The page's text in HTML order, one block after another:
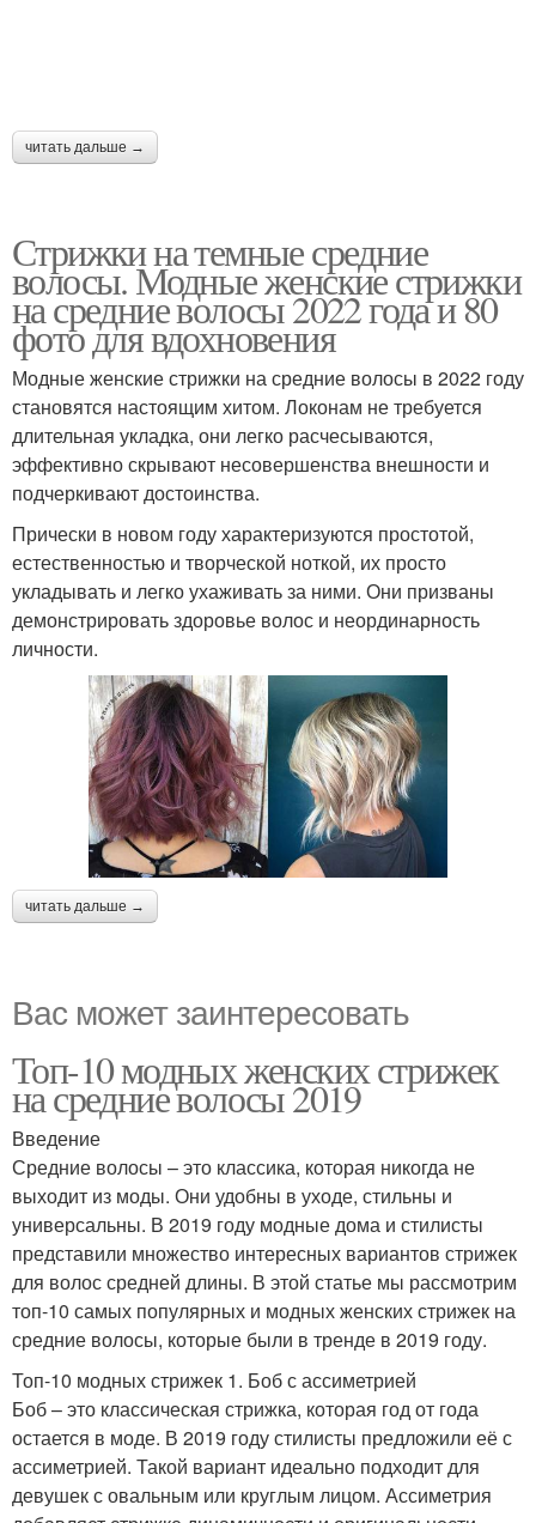
читать дальше →
Стрижки на темные средние
волосы. Модные женские стрижки
на средние волосы 2022 года и 80
фото для вдохновения
Модные женские стрижки на средние волосы в 2022 году
становятся настоящим хитом. Локонам не требуется
длительная укладка, они легко расчесываются,
эффективно скрывают несовершенства внешности и
подчеркивают достоинства.
Прически в новом году характеризуются простотой,
естественностью и творческой ноткой, их просто
укладывать и легко ухаживать за ними. Они призваны
демонстрировать здоровье волос и неординарность
личности.
читать дальше →
Вас может заинтересовать
Топ-10 модных женских стрижек
на средние волосы 2019
Введение
Средние волосы – это классика, которая никогда не
выходит из моды. Они удобны в уходе, стильны и
универсальны. В 2019 году модные дома и стилисты
представили множество интересных вариантов стрижек
для волос средней длины. В этой статье мы рассмотрим
топ-10 самых популярных и модных женских стрижек на
средние волосы, которые были в тренде в 2019 году.
Топ-10 модных стрижек 1. Боб с ассиметрией
Боб – это классическая стрижка, которая год от года
остается в моде. В 2019 году стилисты предложили её с
ассиметрией. Такой вариант идеально подходит для
девушек с овальным или круглым лицом. Ассиметрия